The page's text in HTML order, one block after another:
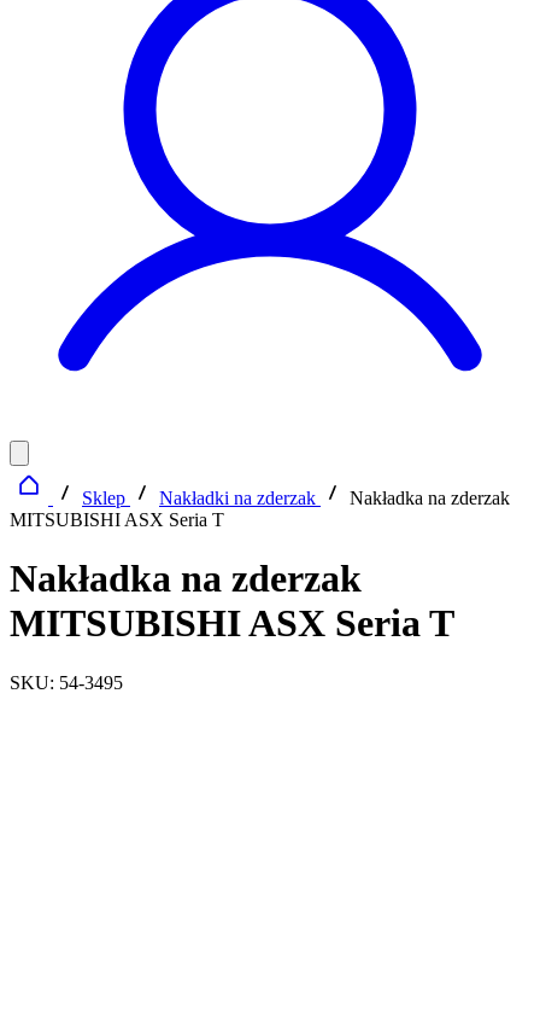
Sklep Nakładki na zderzak
Nakładka na zderzak
MITSUBISHI ASX Seria T
Nakładka na zderzak
MITSUBISHI ASX Seria T
SKU: 54-3495